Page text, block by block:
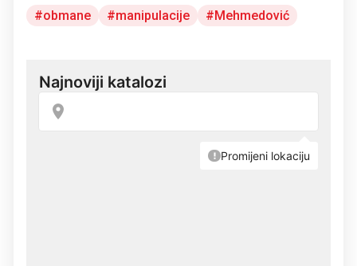
obmane manipulacije Mehmedović